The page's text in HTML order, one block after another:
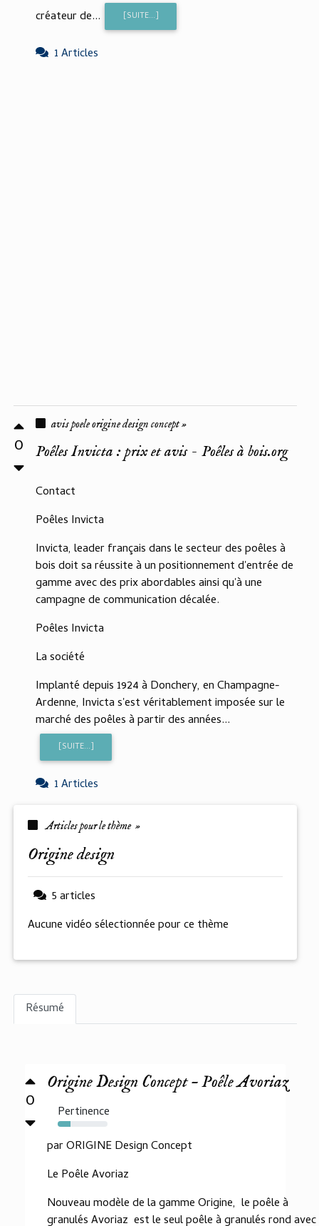
créateur de...
[SUITE...]
1 Articles
0
avis poele origine design concept »
Poêles Invicta : prix et avis - Poêles à bois.org
Contact
Poêles Invicta
Invicta, leader français dans le secteur des poêles à
bois doit sa réussite à un positionnement d'entrée de
gamme avec des prix abordables ainsi qu'à une
campagne de communication décalée.
Poêles Invicta
La société
Implanté depuis 1924 à Donchery, en Champagne-
Ardenne, Invicta s'est véritablement imposée sur le
marché des poêles à partir des années...
[SUITE...]
1 Articles
Articles pour le thème »
origine design
5 articles
Aucune vidéo sélectionnée pour ce thème
Résumé
0
Origine Design Concept – Poêle Avoriaz
Pertinence
25%
par ORIGINE Design Concept
Le Poêle Avoriaz
Nouveau modèle de la gamme Origine, le poêle à
granulés Avoriaz est le seul poêle à granulés rond avec